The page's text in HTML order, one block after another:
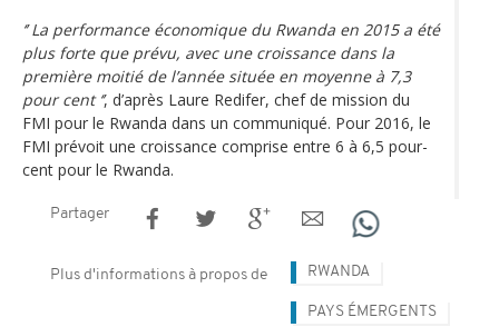
‘’ La performance économique du Rwanda en 2015 a été
plus forte que prévu, avec une croissance dans la
première moitié de l’année située en moyenne à 7,3
pour cent ‘’, d’après Laure Redifer, chef de mission du
FMI pour le Rwanda dans un communiqué. Pour 2016, le
FMI prévoit une croissance comprise entre 6 à 6,5 pour-
cent pour le Rwanda.
Partager
Plus d'informations à propos de RWANDA
PAYS ÉMERGENTS